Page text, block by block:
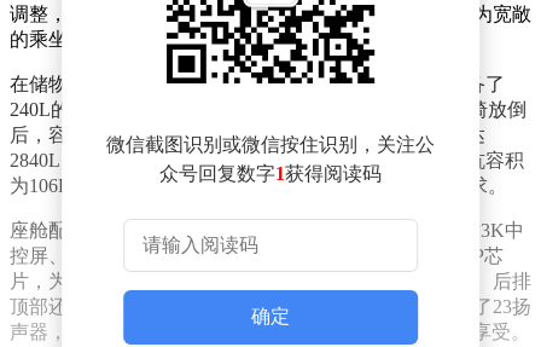
调整，取消了第三排座椅，从而为第二排乘客提供了更为宽敞
的乘坐空间，同时也增加了后备厢的装载能力。
在储物空间方面，乐道L80展现出了不俗的实力。它配备了
240L的前备厢，后备厢标准容积达到了1200L，后排座椅放倒
后，容积可进一步扩展至2600L。全车储物空间最大可达
2840L，且后备舱还设计了双下沉式储物结构，外侧沉坑容积
为106L，内侧沉坑为63L，满足了用户多样化的储物需求。
座舱配置上，乐道L80同样不乏亮点。它采用了17.2英寸3K中
控屏、35英寸AR-HUD实景抬头显示以及高通骁龙8295P芯
片，为驾驶者提供了丰富的信息展示和便捷的操作体验。后排
顶部还配备了17.3英寸3K吸顶娱乐屏，音响系统则标配了23扬
声器，功放功率超过2000W，为乘客带来了极致的视听享受。
微信截图识别或微信按住识别，关注公
众号回复数字1获得阅读码
确定